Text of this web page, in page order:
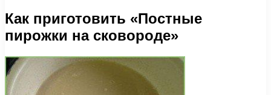
Как приготовить «Постные
пирожки на сковороде»